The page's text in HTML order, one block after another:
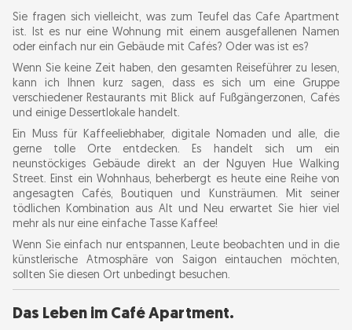
Das Leben im Café Apartment.
Wo befindet sich The Cafe Apartment?
Anreise
Beste Zeit für einen Besuch:
Alle Etagen erkunden – wie geht das?
Die coolsten Cafés im Cafe Apartment
Shopping &amp; Boutiquen
The Balcony View – Ein Paradies für
Fotografen
Optimale Zeit zum Fotografieren:
Sie fragen sich vielleicht, was zum Teufel das Cafe Apartment
ist. Ist es nur eine Wohnung mit einem ausgefallenen Namen
oder einfach nur ein Gebäude mit Cafés? Oder was ist es?
Wenn Sie keine Zeit haben, den gesamten Reiseführer zu lesen,
kann ich Ihnen kurz sagen, dass es sich um eine Gruppe
verschiedener Restaurants mit Blick auf Fußgängerzonen, Cafés
und einige Dessertlokale handelt.
Ein Muss für Kaffeeliebhaber, digitale Nomaden und alle, die
gerne tolle Orte entdecken. Es handelt sich um ein
neunstöckiges Gebäude direkt an der Nguyen Hue Walking
Street. Einst ein Wohnhaus, beherbergt es heute eine Reihe von
angesagten Cafés, Boutiquen und Kunsträumen. Mit seiner
tödlichen Kombination aus Alt und Neu erwartet Sie hier viel
mehr als nur eine einfache Tasse Kaffee!
Wenn Sie einfach nur entspannen, Leute beobachten und in die
künstlerische Atmosphäre von Saigon eintauchen möchten,
sollten Sie diesen Ort unbedingt besuchen.
Das Leben im Café Apartment.